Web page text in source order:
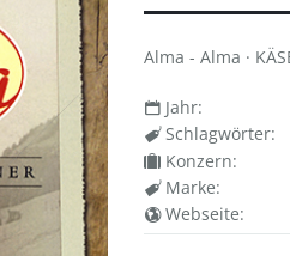
Alma - Alma ·
Jahr:
Schlagwörter:
Konzern:
Marke:
Webseite: